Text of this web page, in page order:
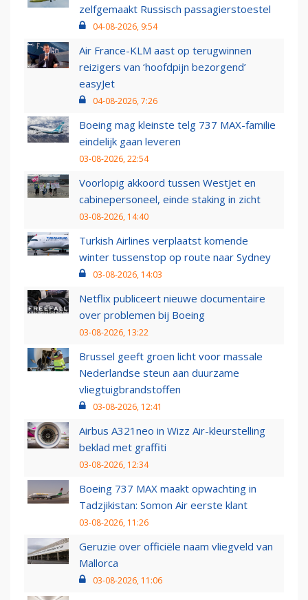
zelfgemaakt Russisch passagierstoestel
04-08-2026, 9:54
Air France-KLM aast op terugwinnen
reizigers van ‘hoofdpijn bezorgend’
easyJet
04-08-2026, 7:26
Boeing mag kleinste telg 737 MAX-familie
eindelijk gaan leveren
03-08-2026, 22:54
Voorlopig akkoord tussen WestJet en
cabinepersoneel, einde staking in zicht
03-08-2026, 14:40
Turkish Airlines verplaatst komende
winter tussenstop op route naar Sydney
03-08-2026, 14:03
Netflix publiceert nieuwe documentaire
over problemen bij Boeing
03-08-2026, 13:22
Brussel geeft groen licht voor massale
Nederlandse steun aan duurzame
vliegtuigbrandstoffen
03-08-2026, 12:41
Airbus A321neo in Wizz Air-kleurstelling
beklad met graffiti
03-08-2026, 12:34
Boeing 737 MAX maakt opwachting in
Tadzjikistan: Somon Air eerste klant
03-08-2026, 11:26
Geruzie over officiële naam vliegveld van
Mallorca
03-08-2026, 11:06